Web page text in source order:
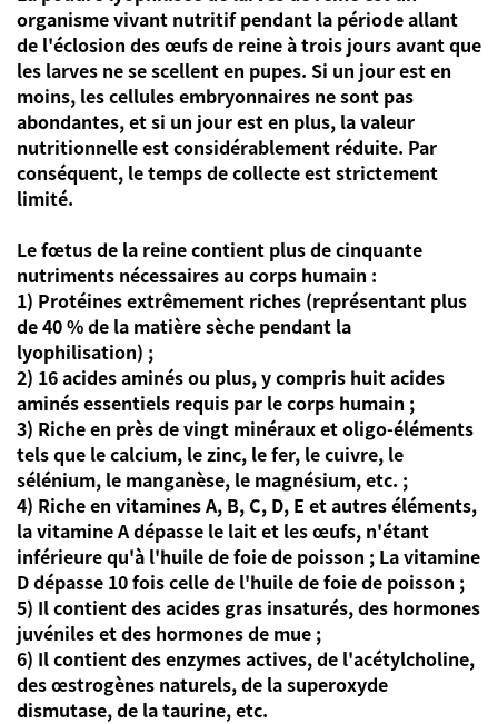
organisme vivant nutritif pendant la période allant
de l'éclosion des œufs de reine à trois jours avant que
les larves ne se scellent en pupes. Si un jour est en
moins, les cellules embryonnaires ne sont pas
abondantes, et si un jour est en plus, la valeur
nutritionnelle est considérablement réduite. Par
conséquent, le temps de collecte est strictement
limité.
Le fœtus de la reine contient plus de cinquante
nutriments nécessaires au corps humain :
1) Protéines extrêmement riches (représentant plus
de 40 % de la matière sèche pendant la
lyophilisation) ;
2) 16 acides aminés ou plus, y compris huit acides
aminés essentiels requis par le corps humain ;
3) Riche en près de vingt minéraux et oligo-éléments
tels que le calcium, le zinc, le fer, le cuivre, le
sélénium, le manganèse, le magnésium, etc. ;
4) Riche en vitamines A, B, C, D, E et autres éléments,
la vitamine A dépasse le lait et les œufs, n'étant
inférieure qu'à l'huile de foie de poisson ; La vitamine
D dépasse 10 fois celle de l'huile de foie de poisson ;
5) Il contient des acides gras insaturés, des hormones
juvéniles et des hormones de mue ;
6) Il contient des enzymes actives, de l'acétylcholine,
des œstrogènes naturels, de la superoxyde
dismutase, de la taurine, etc.